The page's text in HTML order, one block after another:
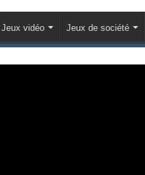
Jeux vidéo Jeux de société